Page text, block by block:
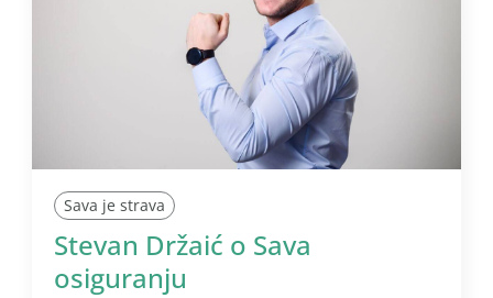
Sava je strava
Stevan Držaić o Sava
osiguranju